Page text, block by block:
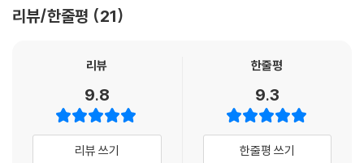
항우울제를 먹기로 했다면
항우울제 치료와 상담 치료, 무엇이 더 효과적일까?
힘이 되는 가족의 도움 : 대화 방법
우울증은 어떻게 예방할 수 있는가
리뷰/한줄평 21
리뷰
9.8
리뷰 쓰기
한줄평
9.3
한줄평 쓰기